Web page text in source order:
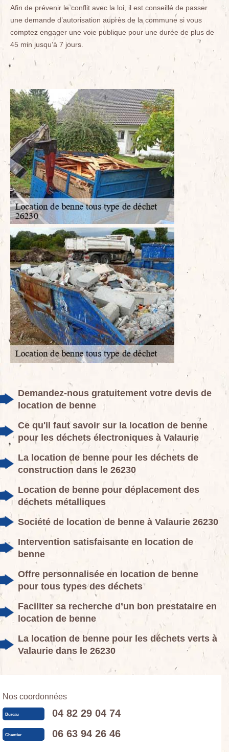
Afin de prévenir le conflit avec la loi, il est conseillé de passer
une demande d’autorisation auprès de la commune si vous
comptez engager une voie publique pour une durée de plus de
45 min jusqu’à 7 jours.
Demandez-nous gratuitement votre devis de
location de benne
Ce qu'il faut savoir sur la location de benne
pour les déchets électroniques à Valaurie
La location de benne pour les déchets de
construction dans le 26230
Location de benne pour déplacement des
déchets métalliques
Société de location de benne à Valaurie 26230
Intervention satisfaisante en location de
benne
Offre personnalisée en location de benne
pour tous types des déchets
Faciliter sa recherche d’un bon prestataire en
location de benne
La location de benne pour les déchets verts à
Valaurie dans le 26230
Nos coordonnées
Bureau 04 82 29 04 74
Chantier 06 63 94 26 46